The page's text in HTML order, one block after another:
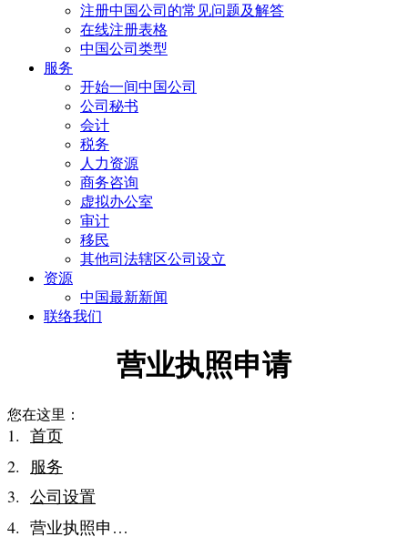
注册中国公司的常见问题及解答
在线注册表格
中国公司类型
服务
开始一间中国公司
公司秘书
会计
税务
人力资源
商务咨询
虚拟办公室
审计
移民
其他司法辖区公司设立
资源
中国最新新闻
联络我们
营业执照申请
您在这里：
首页
服务
公司设置
营业执照申…